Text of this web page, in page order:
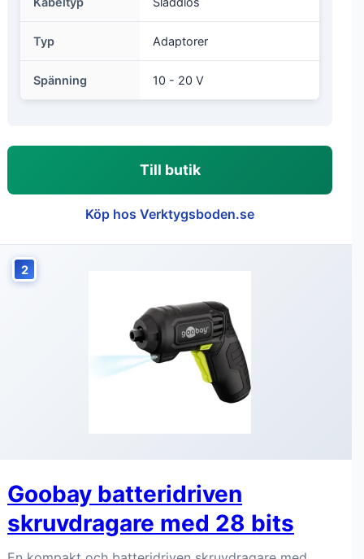
Typ Adaptorer
Spänning 10 - 20 V
Till butik
Köp hos Verktygsboden.se
2
Goobay batteridriven
skruvdragare med 28 bits